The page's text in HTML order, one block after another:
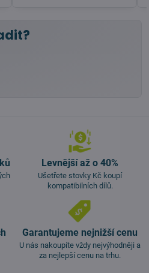
Levnější až o 40%
Ušetřete stovky Kč koupí
kompatibilních dílů.
Garantujeme nejnižší cenu
U nás nakoupíte vždy nejvýhodněji a
za nejlepší cenu na trhu.